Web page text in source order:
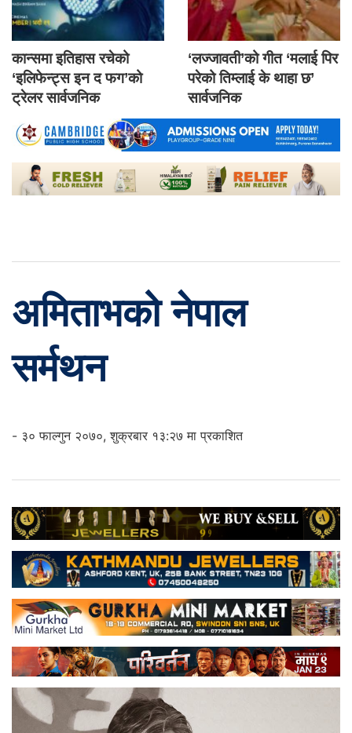
कान्समा इतिहास रचेको
‘इलिफेन्ट्स इन द फग’को
ट्रेलर सार्वजनिक
‘लज्जावती’को गीत ‘मलाई पिर
परेको तिम्लाई के थाहा छ’
सार्वजनिक
अमिताभको नेपाल
सर्मथन
- ३० फाल्गुन २०७०, शुक्रबार १३:२७ मा प्रकाशित